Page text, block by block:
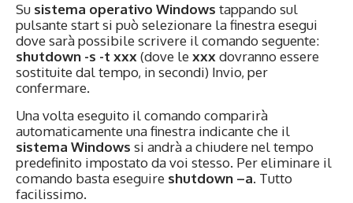
Su sistema operativo Windows tappando sul
pulsante start si può selezionare la finestra esegui
dove sarà possibile scrivere il comando seguente:
shutdown -s -t xxx (dove le xxx dovranno essere
sostituite dal tempo, in secondi) Invio, per
confermare.
Una volta eseguito il comando comparirà
automaticamente una finestra indicante che il
sistema Windows si andrà a chiudere nel tempo
predefinito impostato da voi stesso. Per eliminare il
comando basta eseguire shutdown –a. Tutto
facilissimo.